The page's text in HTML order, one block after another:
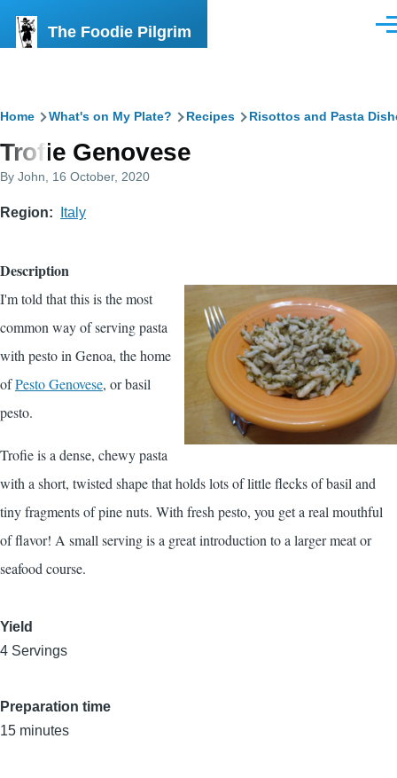
The Foodie Pilgrim
Breadcrumb
Home What's on My Plate? Recipes Risottos and Pasta
Trofie Genovese
By John , 16 October, 2020
Region Italy
Description
I'm told that this is the most
common way of serving pasta
with pesto in Genoa, the home
ofPesto Genovese, or basil
pesto.
Trofie is a dense, chewy pasta
with a short, twisted shape that holds lots of little flecks of basil and
tiny fragments of pine nuts. With fresh pesto, you get a real mouthful
of flavor! A small serving is a great introduction to a larger meat or
seafood course.
Yield
4 Servings
Preparation time
15 minutes